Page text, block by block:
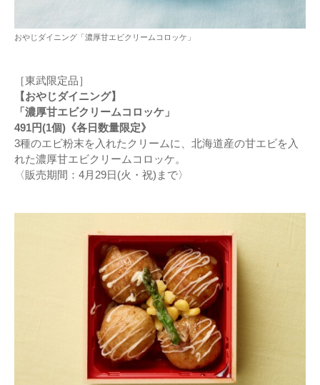
おやじダイニング「濃厚甘エビクリームコロッケ」
［東武限定品］
【おやじダイニング】
「濃厚甘エビクリームコロッケ」
491円(1個)《各日数量限定》
3種のエビ粉末を入れたクリームに、北海道産の甘エビを入
れた濃厚甘エビクリームコロッケ。
〈販売期間：4月29日(火・祝)まで〉